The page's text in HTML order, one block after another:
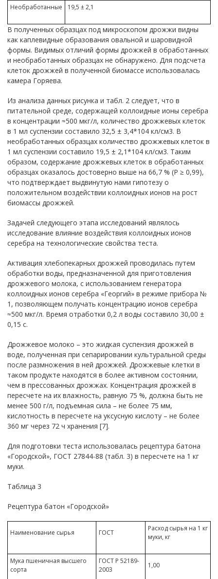
Необработанные 19,5 ± 2,1
В полученных образцах под микроскопом дрожжи видны
как каплевидные образования овальной и шаровидной
формы. Видимых отличий формы дрожжей в обработанных
и необработанных образцах не обнаружено. Для подсчета
клеток дрожжей в полученной биомассе использовалась
камера Горяева.
Из анализа данных рисунка и табл. 2 следует, что в
питательной среде, содержащей коллоидные ионы серебра
в концентрации ≈500 мкг/л, количество дрожжевых клеток
в 1 мл суспензии составило 32,5 ± 3,4*104 кл/см3. В
необработанных образцах количество дрожжевых клеток в
1 мл суспензии составило 19,5 ± 2,1*104 кл/см3. Таким
образом, содержание дрожжевых клеток в обработанных
образцах оказалось достоверно выше на 66,7 % (Р ≥ 0,99),
что подтверждает выдвинутую нами гипотезу о
положительном воздействии коллоидных ионов на рост
биомассы дрожжей.
Задачей следующего этапа исследований являлось
исследование влияние воздействия коллоидных ионов
серебра на технологические свойства теста.
Активация хлебопекарных дрожжей проводилась путем
обработки воды, предназначенной для приготовления
дрожжевого молока, с использованием генератора
коллоидных ионов серебра «Георгий» в режиме прибора №
1, позволяющем получать концентрацию ионов серебра
≈500 мкг/л. Время отработки 0,2 л воды составило 30,00 ±
0,15 с.
Дрожжевое молоко – это жидкая суспензия дрожжей в
воде, полученная при сепарировании культуральной среды
после размножения в ней дрожжей. Дрожжевые клетки в
таком продукте находятся в более активном состоянии,
чем в прессованных дрожжах. Концентрация дрожжей в
пересчете на их влажность, равную 75 %, должна быть не
менее 500 г/л, подъемная сила – не более 75 мм,
кислотность в пересчете на уксусную кислоту – не более
360 мг через 72 ч хранения [7].
Для подготовки теста использовалась рецептура батона
«Городской», ГОСТ 27844-88 (табл. 3) в пересчете на 1 кг
муки.
Таблица 3
Рецептура батон «Городской»
Наименование сырья ГОСТ
Расход сырья на 1 кг
муки, кг
Мука пшеничная высшего
сорта
ГОСТ Р 52189-
2003
1,00